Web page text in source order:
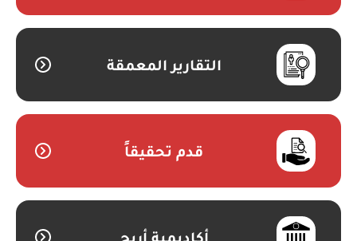
التقارير المعمقة
قدم تحقيقاً